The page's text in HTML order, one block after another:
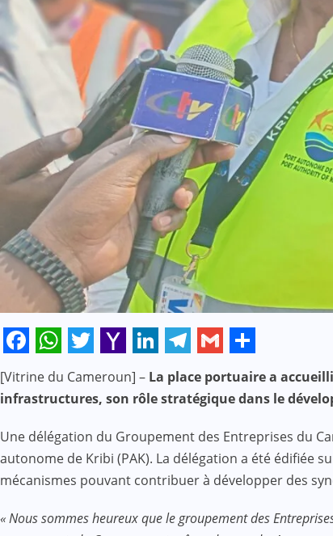
Facebook
WhatsApp
Twitter
Yahoo
Mail
LinkedIn
Telegram
GmailShare
[Vitrine du Cameroun] – La place portuaire a
infrastructures, son rôle stratégique dans le
Une délégation du Groupement des Entreprises du
autonome de Kribi (PAK). La délégation a été
mécanismes pouvant contribuer à développer des
« Nous sommes heureux que le groupement des